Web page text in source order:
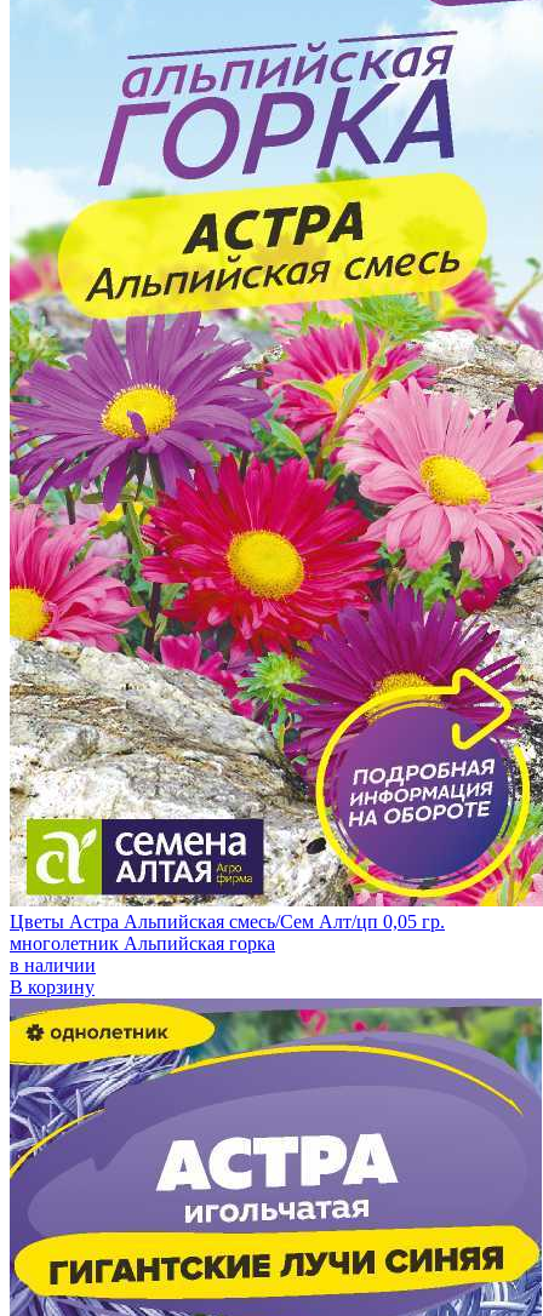
Цветы Астра Альпийская смесь/Сем Алт/цп 0,05 гр.
многолетник Альпийская горка
в наличии
В корзину